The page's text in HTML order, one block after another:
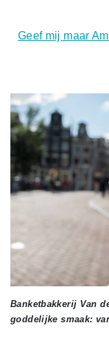
Geef mij maar
Banketbakkerij Van
goddelijke smaak: